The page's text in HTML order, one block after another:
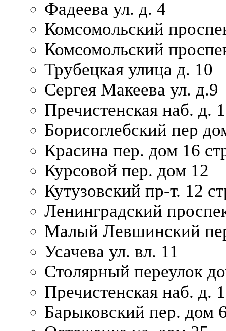
Фадеева ул. д. 4
Комсомольский
Комсомольский
Трубецкая улица д. 10
Сергея Макеева ул. д.9
Пречистенская наб. д.
Борисоглебский пер
Красина пер. дом 16
Курсовой пер. дом 12
Кутузовский пр-т. 12
Ленинградский
Малый Левшинский
Усачева ул. вл. 11
Столярный переулок
Пречистенская наб. д.
Барыковский пер. дом